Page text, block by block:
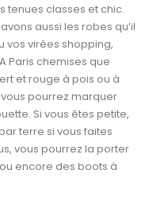
tenues classes et chic.
aussi les robes qu’il
vos virées shopping,
Paris chemises que
et rouge à pois ou à
pourrez marquer
Si vous êtes petite,
terre si vous faites
vous pourrez la porter
encore des boots à